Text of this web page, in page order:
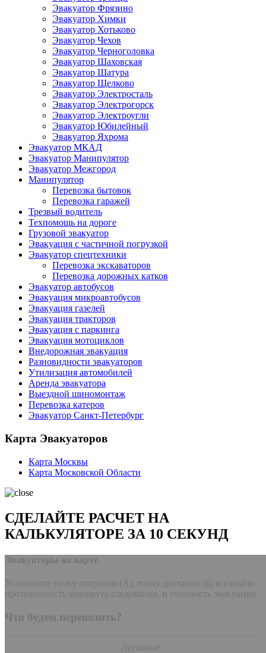
Эвакуатор Фрязино
Эвакуатор Химки
Эвакуатор Хотьково
Эвакуатор Чехов
Эвакуатор Черноголовка
Эвакуатор Шаховская
Эвакуатор Шатура
Эвакуатор Щелково
Эвакуатор Электросталь
Эвакуатор Электрогорск
Эвакуатор Электроугли
Эвакуатор Юбилейный
Эвакуатор Яхрома
Эвакуатор МКАД
Эвакуатор Манипулятор
Эвакуатор Межгород
Манипулятор
Перевозка бытовок
Перевозка гаражей
Трезвый водитель
Техпомощь на дороге
Грузовой эвакуатор
Эвакуация с частичной погрузкой
Эвакуатор спецтехники
Перевозка экскаваторов
Перевозка дорожных катков
Эвакуатор автобусов
Эвакуация микроавтобусов
Эвакуация газелей
Эвакуация тракторов
Эвакуация с паркинга
Эвакуация мотоциклов
Внедорожная эвакуация
Разновидности эвакуаторов
Утилизация автомобилей
Аренда эвакуатора
Выездной шиномонтаж
Перевозка катеров
Эвакуатор Санкт-Петербург
Карта Эвакуаторов
Карта Москвы
Карта Московской Области
СДЕЛАЙТЕ РАСЧЕТ НА
КАЛЬКУЛЯТОРЕ ЗА 10 СЕКУНД
Эвакуаторы на карте
Установите точку отправки (А), точку доставки (Б) и узнайте
протяженность маршрута следования, и стоимость эвакуации.
Что будем перевозить?
Легковые